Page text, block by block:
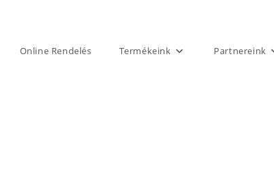
Online Rendelés Termékeink Partnereink